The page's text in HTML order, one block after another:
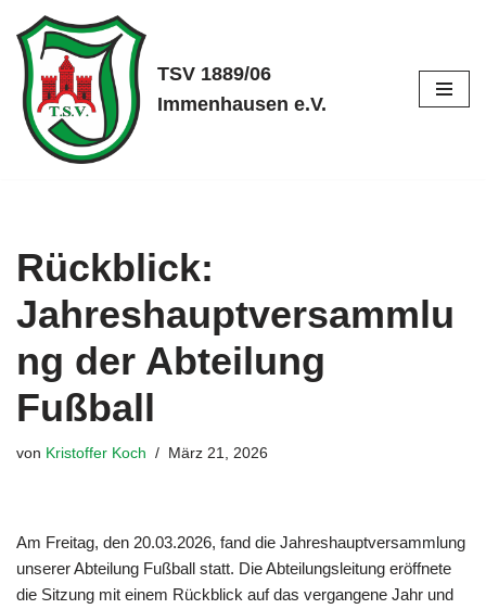
Zum
Inhalt
springen
TSV 1889/06
Immenhausen e.V.
Rückblick:
Jahreshauptversammlu
ng der Abteilung
Fußball
von Kristoffer Koch März 21, 2026
Am Freitag, den 20.03.2026, fand die Jahreshauptversammlung
unserer Abteilung Fußball statt. Die Abteilungsleitung eröffnete
die Sitzung mit einem Rückblick auf das vergangene Jahr und